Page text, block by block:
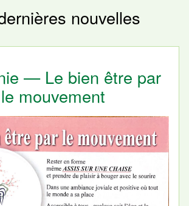
nouvelles
— Le bien être par
le mouvement